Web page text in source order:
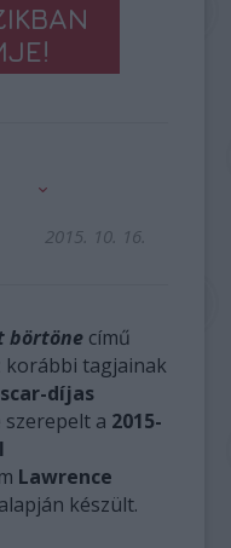
2015. 10. 16.
börtöne című
korábbi tagjainak
díjas
szerepelt a 2015-
Lawrence
készült.